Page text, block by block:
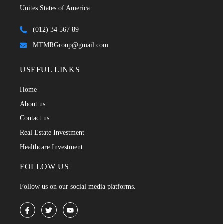
Unites States of America.
(012) 34 567 89
MTMRGroup@gmail.com
USEFUL LINKS
Home
About us
Contact us
Real Estate Investment
Healthcare Investment
FOLLOW US
Follow us on our social media platforms.